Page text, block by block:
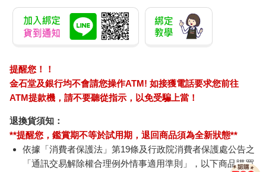
提醒您！！
金石堂及銀行均不會請您操作ATM! 如接獲電話要求您前往
ATM提款機，請不要聽從指示，以免受騙上當！
退換貨須知：
**提醒您，鑑賞期不等於試用期，退回商品須為全新狀態**
依據「消費者保護法」第19條及行政院消費者保護處公告之
「通訊交易解除權合理例外情事適用準則」，以下商品購買